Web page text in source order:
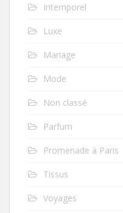
Intemporel
Luxe
Mariage
Mode
Non classé
Parfum
Promenade à Paris
Tissus
Voyages